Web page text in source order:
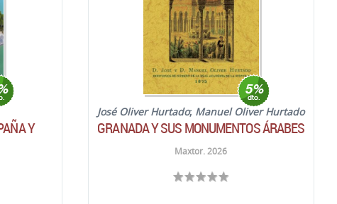
Y
José Oliver Hurtado; Manuel Oliver Hurtado
GRANADA Y SUS MONUMENTOS ÁRABES
Maxtor. 2026